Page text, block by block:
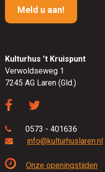
Kulturhus 't Kruispunt
Verwoldseweg 1
7245 AG Laren (Gld.)
0573 - 401636
info@kulturhuslaren.nl
Onze openingstijden